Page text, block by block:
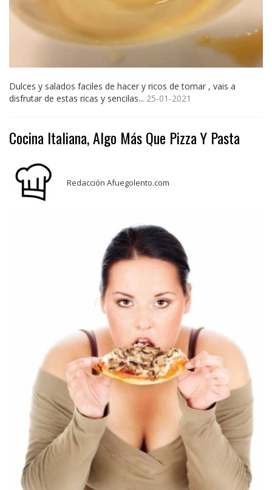
Dulces y salados faciles de hacer y ricos de tomar , vais a
disfrutar de estas ricas y sencilas... 25-01-2021
Cocina Italiana, Algo Más Que Pizza Y Pasta
Redacción Afuegolento.com